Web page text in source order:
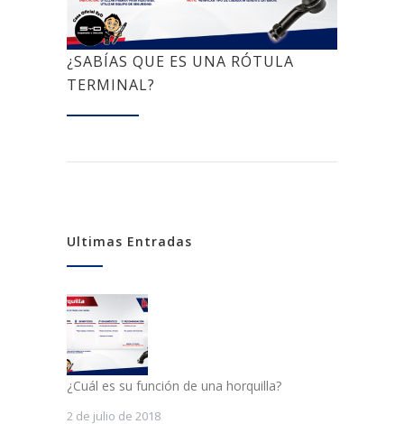
¿SABÍAS QUE ES UNA RÓTULA
TERMINAL?
Ultimas Entradas
¿Cuál es su función de una horquilla?
2 de julio de 2018